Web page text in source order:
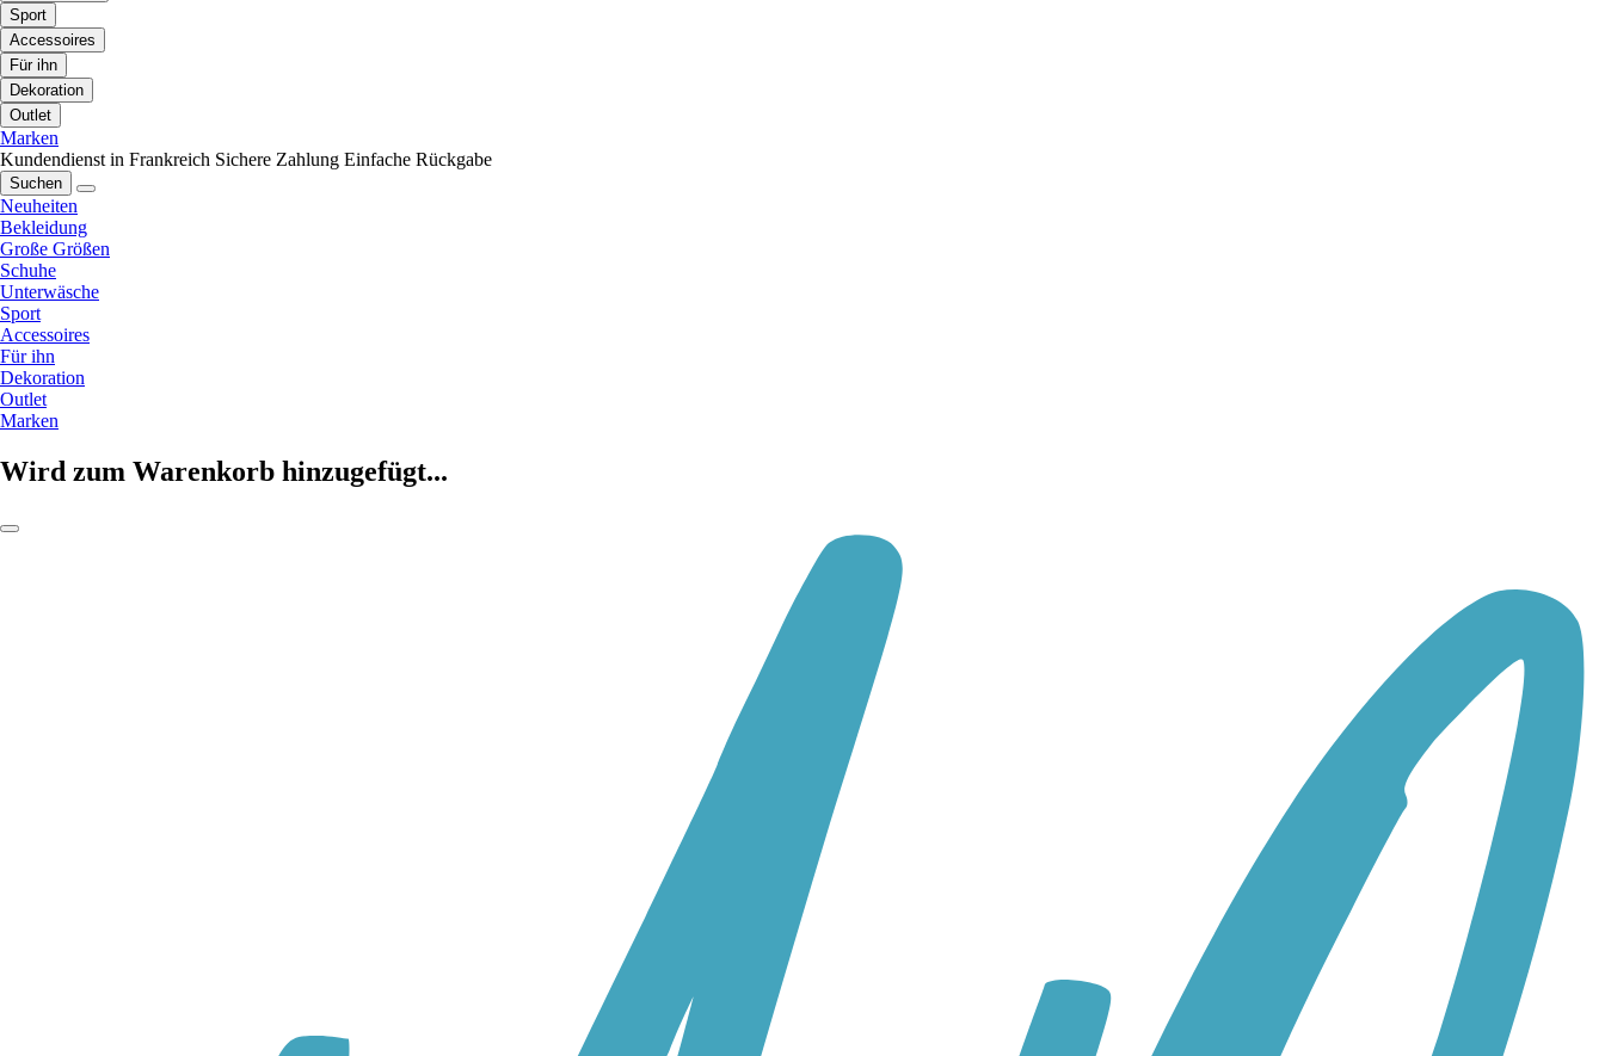
Sport
Accessoires
Für ihn
Dekoration
Outlet
Marken
Kundendienst in Frankreich Sichere Zahlung Einfache Rückgabe
Suchen
Neuheiten
Bekleidung
Große Größen
Schuhe
Unterwäsche
Sport
Accessoires
Für ihn
Dekoration
Outlet
Marken
Wird zum Warenkorb hinzugefügt...